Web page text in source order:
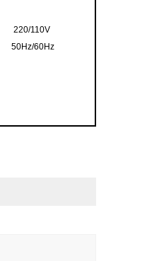
220/110V
50Hz/60Hz